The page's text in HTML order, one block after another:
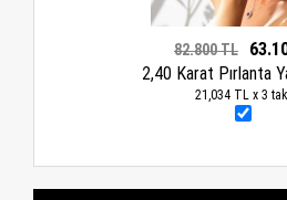
82.800 TL
2,40 Karat Pırlanta
21,034 TL x 3